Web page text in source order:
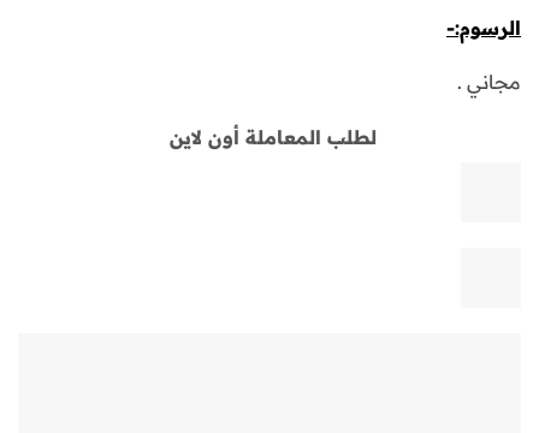
الرسوم:-
مجاني .
لطلب المعاملة أون لاين